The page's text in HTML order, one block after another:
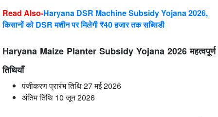
Read Also-Haryana DSR Machine Subsidy Yojana 2026,
किसानों को DSR मशीन पर मिलेगी ₹40 हजार तक सब्सिडी
Haryana Maize Planter Subsidy Yojana 2026 महत्वपूर्ण
तिथियाँ
पंजीकरण प्रारंभ तिथि 27 मई 2026
अंतिम तिथि 10 जून 2026